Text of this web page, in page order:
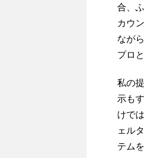
合、
カウ
なが
プロ
私の
示も
けで
ェル
テム